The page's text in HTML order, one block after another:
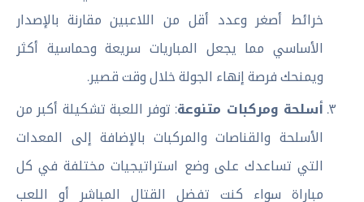
خرائط أصغر وعدد أقل من اللاعبين مقارنة بالإصدار
الأساسي مما يجعل المباريات سريعة وحماسية أكثر
ويمنحك فرصة إنهاء الجولة خلال وقت قصير.
أسلحة ومركبات متنوعة: توفر اللعبة تشكيلة أكبر من
الأسلحة والقناصات والمركبات بالإضافة إلى المعدات
التي تساعدك على وضع استراتيجيات مختلفة في كل
مباراة سواء كنت تفضل القتال المباشر أو اللعب